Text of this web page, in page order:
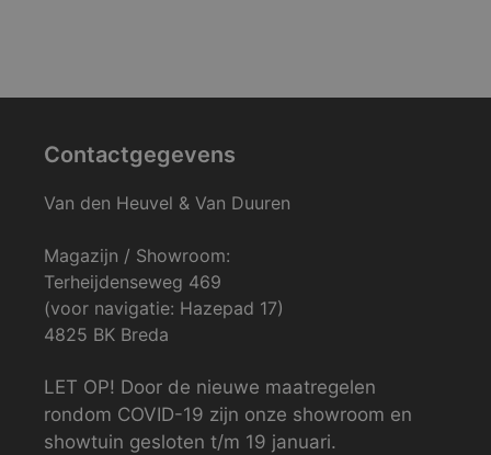
Contactgegevens
Van den Heuvel & Van Duuren
Magazijn / Showroom:
Terheijdenseweg 469
(voor navigatie: Hazepad 17)
4825 BK Breda
LET OP! Door de nieuwe maatregelen
rondom COVID-19 zijn onze showroom en
showtuin gesloten t/m 19 januari.